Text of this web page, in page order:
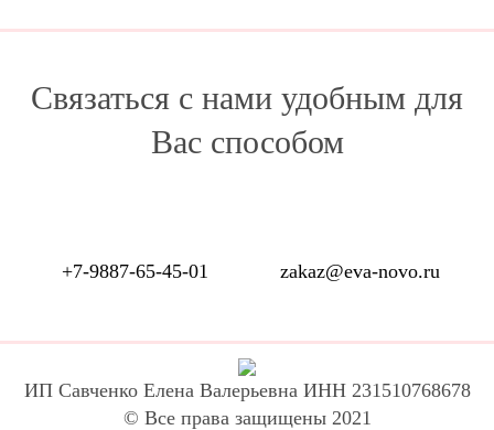
Связаться с нами удобным для
Вас способом
+7-9887-65-45-01 zakaz@eva-novo.ru
ИП Савченко Елена Валерьевна ИНН 231510768678
© Все права защищены 2021